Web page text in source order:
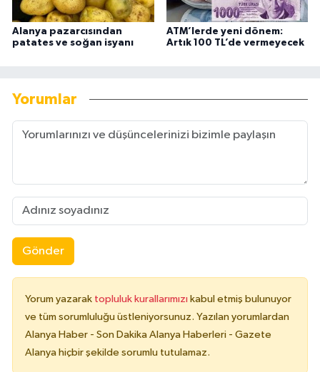
Alanya pazarcısından
patates ve soğan isyanı
ATM’lerde yeni dönem:
Artık 100 TL’de vermeyecek
Yorumlar
Gönder
Yorum yazarak topluluk kurallarımızı kabul etmiş bulunuyor
ve tüm sorumluluğu üstleniyorsunuz. Yazılan yorumlardan
Alanya Haber - Son Dakika Alanya Haberleri - Gazete
Alanya hiçbir şekilde sorumlu tutulamaz.